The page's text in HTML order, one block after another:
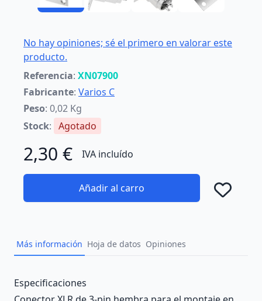
No hay opiniones; sé el primero en valorar este
producto.
Referencia: XN07900
Fabricante: Varios C
Peso: 0,02 Kg
Stock: Agotado
2,30 € IVA incluído
Añadir al carro
Más información Hoja de datos Opiniones
Description
Especificaciones